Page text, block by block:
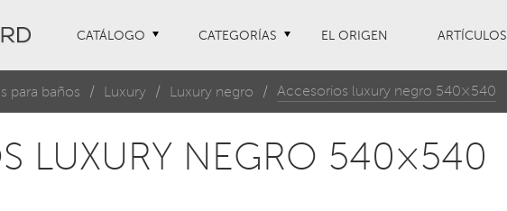
CATÁLOGO CATEGORÍAS EL ORIGEN ARTÍCULOS
para baños Luxury Luxury negro Accesorios luxury negro 540×540
LUXURY NEGRO 540×540